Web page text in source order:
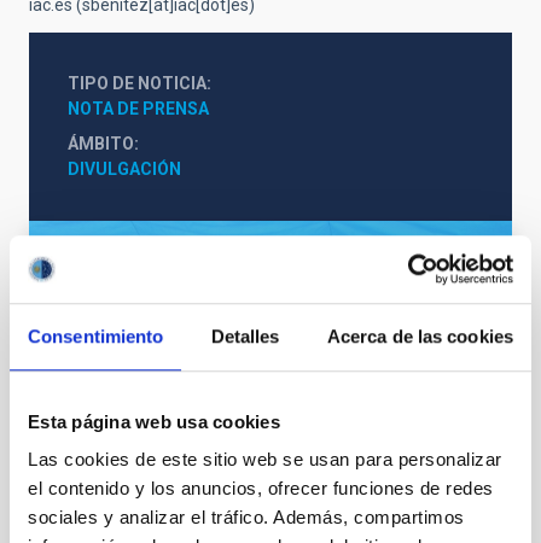
Consentimiento Detalles Acerca de las cookies
Esta página web usa cookies
Las cookies de este sitio web se usan para personalizar
el contenido y los anuncios, ofrecer funciones de redes
sociales y analizar el tráfico. Además, compartimos
iac.es (sbenitez[at]iac[dot]es)
TIPO DE NOTICIA
NOTA DE PRENSA
ÁMBITO
DIVULGACIÓN
VER GALERÍA